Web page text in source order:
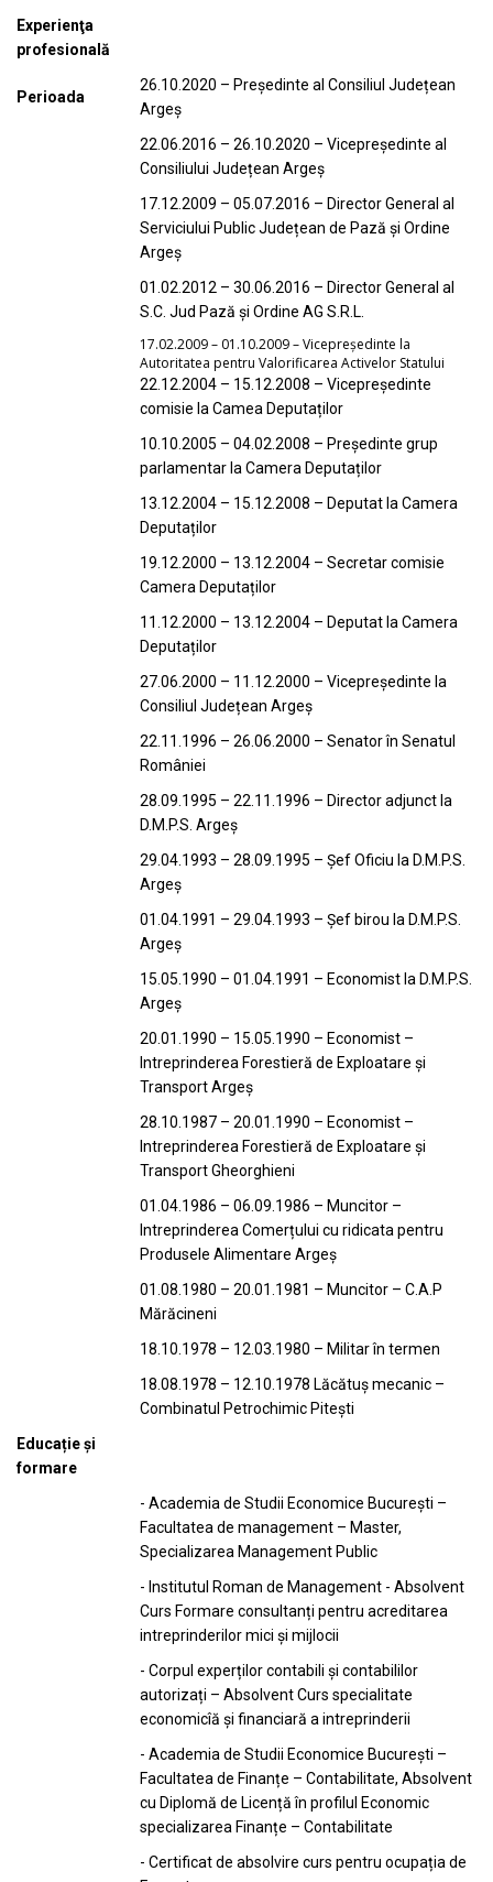
Experienţa
profesională
Perioada
26.10.2020 – Președinte al Consiliul Județean
Argeș
22.06.2016 – 26.10.2020 – Vicepreședinte al
Consiliului Județean Argeș
17.12.2009 – 05.07.2016 – Director General al
Serviciului Public Județean de Pază și Ordine
Argeș
01.02.2012 – 30.06.2016 – Director General al
S.C. Jud Pază și Ordine AG S.R.L.
17.02.2009 – 01.10.2009 – Vicepreședinte la
Autoritatea pentru Valorificarea Activelor Statului
22.12.2004 – 15.12.2008 – Vicepreședinte
comisie la Camea Deputaților
10.10.2005 – 04.02.2008 – Președinte grup
parlamentar la Camera Deputaților
13.12.2004 – 15.12.2008 – Deputat la Camera
Deputaților
19.12.2000 – 13.12.2004 – Secretar comisie
Camera Deputaților
11.12.2000 – 13.12.2004 – Deputat la Camera
Deputaților
27.06.2000 – 11.12.2000 – Vicepreședinte la
Consiliul Județean Argeș
22.11.1996 – 26.06.2000 – Senator în Senatul
României
28.09.1995 – 22.11.1996 – Director adjunct la
D.M.P.S. Argeș
29.04.1993 – 28.09.1995 – Șef Oficiu la D.M.P.S.
Argeș
01.04.1991 – 29.04.1993 – Șef birou la D.M.P.S.
Argeș
15.05.1990 – 01.04.1991 – Economist la D.M.P.S.
Argeș
20.01.1990 – 15.05.1990 – Economist –
Intreprinderea Forestieră de Exploatare și
Transport Argeș
28.10.1987 – 20.01.1990 – Economist –
Intreprinderea Forestieră de Exploatare și
Transport Gheorghieni
01.04.1986 – 06.09.1986 – Muncitor –
Intreprinderea Comerțului cu ridicata pentru
Produsele Alimentare Argeș
01.08.1980 – 20.01.1981 – Muncitor – C.A.P
Mărăcineni
18.10.1978 – 12.03.1980 – Militar în termen
18.08.1978 – 12.10.1978 Lăcătuș mecanic –
Combinatul Petrochimic Pitești
Educație și
formare
- Academia de Studii Economice București –
Facultatea de management – Master,
Specializarea Management Public
- Institutul Roman de Management - Absolvent
Curs Formare consultanți pentru acreditarea
intreprinderilor mici și mijlocii
- Corpul experților contabili și contabililor
autorizați – Absolvent Curs specialitate
economicîă și financiară a intreprinderii
- Academia de Studii Economice București –
Facultatea de Finanțe – Contabilitate, Absolvent
cu Diplomă de Licență în profilul Economic
specializarea Finanțe – Contabilitate
- Certificat de absolvire curs pentru ocupația de